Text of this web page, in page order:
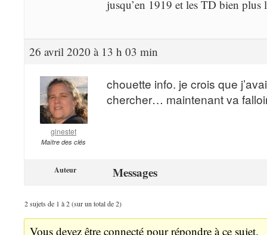
jusqu’en 1919 et les TD bien plus
26 avril 2020 à 13 h 03 min
ginestet
Maître des clés
chouette info. je crois que
chercher… maintenant va
Auteur Messages
2 sujets de 1 à 2 (sur un total de 2)
Vous devez être connecté pour répondre à ce sujet.